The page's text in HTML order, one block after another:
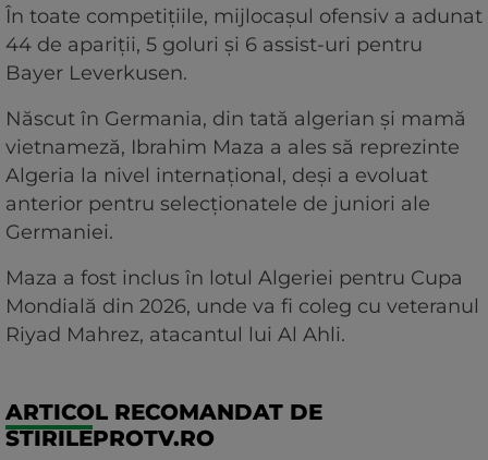
În toate competițiile, mijlocașul ofensiv a adunat
44 de apariții, 5 goluri și 6 assist-uri pentru
Bayer Leverkusen.
Născut în Germania, din tată algerian și mamă
vietnameză, Ibrahim Maza a ales să reprezinte
Algeria la nivel internațional, deși a evoluat
anterior pentru selecționatele de juniori ale
Germaniei.
Maza a fost inclus în lotul Algeriei pentru Cupa
Mondială din 2026, unde va fi coleg cu veteranul
Riyad Mahrez, atacantul lui Al Ahli.
ARTICOL RECOMANDAT DE
STIRILEPROTV.RO